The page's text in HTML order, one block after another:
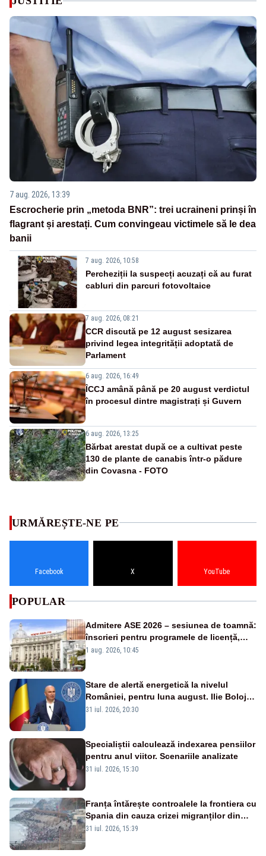
7 aug. 2026, 13:39
Escrocherie prin „metoda BNR”: trei ucraineni prinși în
flagrant și arestați. Cum convingeau victimele să le dea
banii
7 aug. 2026, 10:58
Percheziții la suspecți acuzați că au furat
cabluri din parcuri fotovoltaice
7 aug. 2026, 08:21
CCR discută pe 12 august sesizarea
privind legea integrității adoptată de
Parlament
6 aug. 2026, 16:49
ÎCCJ amână până pe 20 august verdictul
în procesul dintre magistrați și Guvern
6 aug. 2026, 13:25
Bărbat arestat după ce a cultivat peste
130 de plante de canabis într-o pădure
din Covasna - FOTO
URMĂREȘTE-NE PE
Facebook X YouTube
POPULAR
Admitere ASE 2026 – sesiunea de toamnă:
înscrieri pentru programele de licență,
masterat și doctorat
1 aug. 2026, 10:45
Stare de alertă energetică la nivelul
României, pentru luna august. Ilie Bolojan
a anunțat importuri și posibile restricții –
31 iul. 2026, 20:30
Specialiștii calculează indexarea pensiilor
pentru anul viitor. Scenariile analizate
31 iul. 2026, 15:30
Franța întărește controalele la frontiera cu
Spania din cauza crizei migranților din
Ceuta
31 iul. 2026, 15:39